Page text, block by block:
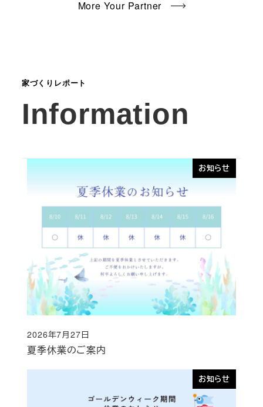
More Your Partner
家づくりレポート
Information
お知らせ
夏季休業のご案内
投稿日
2026年7月27日
お知らせ